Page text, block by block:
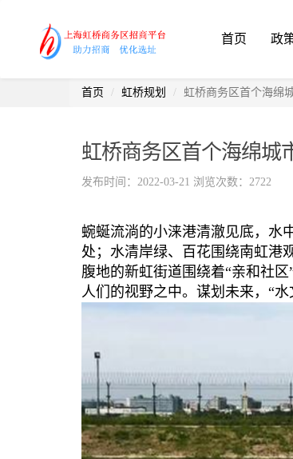
首页 政
首页 虹桥规划 虹桥商务区首个海绵
虹桥商务区首个海绵城
发布时间：2022-03-21 浏览次数：2722
蜿蜒流淌的小涞港清澈见底，水
处；水清岸绿、百花围绕南虹
腹地的新虹街道围绕着“亲和社
人们的视野之中。谋划未来，“水